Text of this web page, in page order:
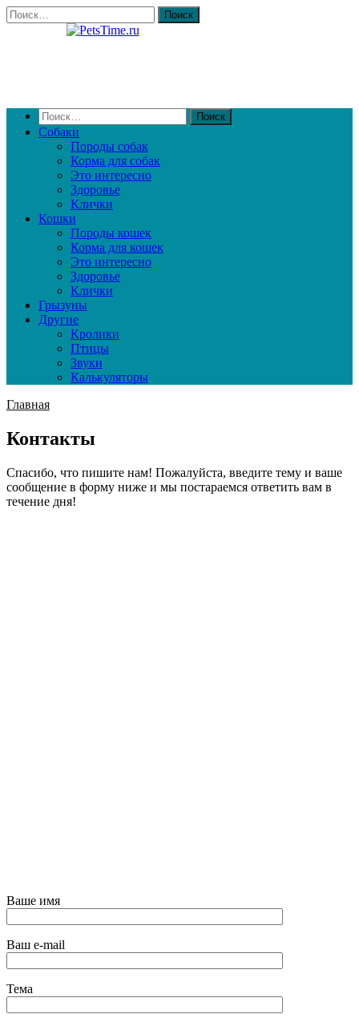
Собаки
Породы собак
Корма для собак
Это интересно
Здоровье
Клички
Кошки
Породы кошек
Корма для кошек
Это интересно
Здоровье
Клички
Грызуны
Другие
Кролики
Птицы
Звуки
Калькуляторы
Главная
Контакты
Спасибо, что пишите нам! Пожалуйста, введите тему и ваше
сообщение в форму ниже и мы постараемся ответить вам в
течение дня!
Ваше имя
Ваш e-mail
Тема